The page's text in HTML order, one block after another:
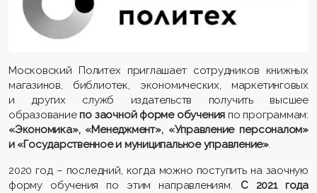
Московский Политех приглашает сотрудников книжных
магазинов, библиотек, экономических, маркетинговых
и других служб издательств получить высшее
образованиепо заочной форме обучения по программам:
«Экономика», «Менеджмент», «Управление персоналом»
и «Государственное и муниципальное управление».
2020 год – последний, когда можно поступить на заочную
форму обучения по этим направлениям. С 2021 года